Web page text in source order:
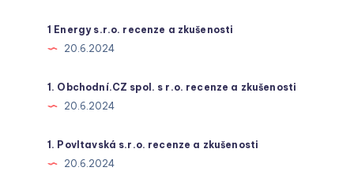
1 Energy s.r.o. recenze a zkušenosti
20.6.2024
1. Obchodní.CZ spol. s r.o. recenze a zkušenosti
20.6.2024
1. Povltavská s.r.o. recenze a zkušenosti
20.6.2024